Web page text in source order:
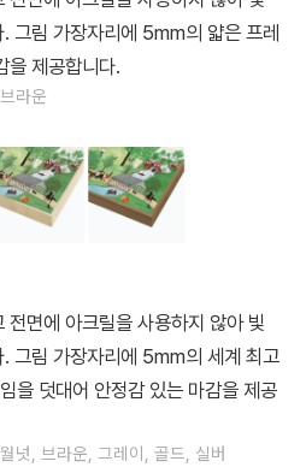
그림 가장자리에 5mm의 얇은 프레
을 제공합니다.
라운
면에 아크릴을 사용하지 않아 빛
그림 가장자리에 5mm의 세계 최고
을 덧대어 안정감 있는 마감을 제공
넛, 브라운, 그레이, 골드, 실버